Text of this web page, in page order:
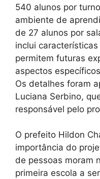
540 alunos por
ambiente de
de 27 alunos por
inclui
permitem futuras
aspectos
Os detalhes foram
Luciana Serbino,
responsável pelo
O prefeito Hildon
importância do
de pessoas moram
primeira escola a